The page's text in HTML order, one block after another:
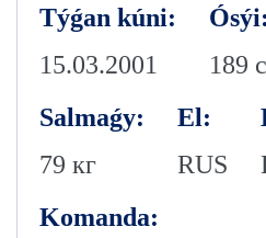
Týǵan kúni:
15.03.2001
Ósýi:
189
Salmaǵy:
79 кг
El:
RUS
Komanda: